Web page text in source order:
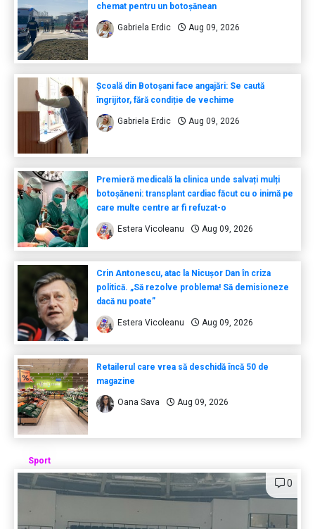
chemat pentru un botoșănean
Gabriela Erdic Aug 09, 2026
Școală din Botoșani face angajări: Se caută
îngrijitor, fără condiție de vechime
Gabriela Erdic Aug 09, 2026
Premieră medicală la clinica unde salvați mulți
botoșăneni: transplant cardiac făcut cu o inimă pe
care multe centre ar fi refuzat-o
Estera Vicoleanu Aug 09, 2026
Crin Antonescu, atac la Nicușor Dan în criza
politică. „Să rezolve problema! Să demisioneze
dacă nu poate”
Estera Vicoleanu Aug 09, 2026
Retailerul care vrea să deschidă încă 50 de
magazine
Oana Sava Aug 09, 2026
Sport
0